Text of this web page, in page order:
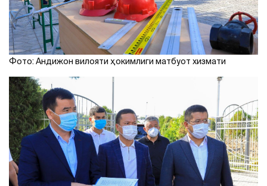
Фото: Андижон вилояти ҳокимлиги матбуот хизмати